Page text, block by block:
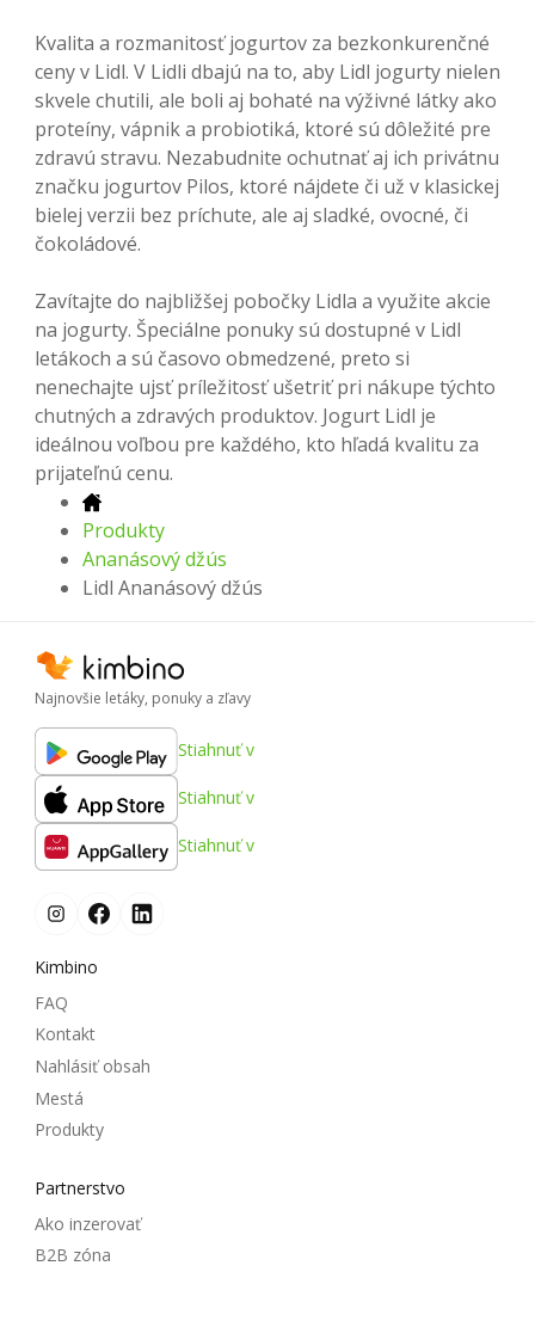
Kvalita a rozmanitosť jogurtov za bezkonkurenčné
ceny v Lidl. V Lidli dbajú na to, aby Lidl jogurty nielen
skvele chutili, ale boli aj bohaté na výživné látky ako
proteíny, vápnik a probiotiká, ktoré sú dôležité pre
zdravú stravu. Nezabudnite ochutnať aj ich privátnu
značku jogurtov Pilos, ktoré nájdete či už v klasickej
bielej verzii bez príchute, ale aj sladké, ovocné, či
čokoládové.
Zavítajte do najbližšej pobočky Lidla a využite akcie
na jogurty. Špeciálne ponuky sú dostupné v Lidl
letákoch a sú časovo obmedzené, preto si
nenechajte ujsť príležitosť ušetriť pri nákupe týchto
chutných a zdravých produktov. Jogurt Lidl je
ideálnou voľbou pre každého, kto hľadá kvalitu za
prijateľnú cenu.
Produkty
Ananásový džús
Lidl Ananásový džús
Najnovšie letáky, ponuky a zľavy
Stiahnuť v
Stiahnuť v
Stiahnuť v
Kimbino
FAQ
Kontakt
Nahlásiť obsah
Mestá
Produkty
Partnerstvo
Ako inzerovať
B2B zóna